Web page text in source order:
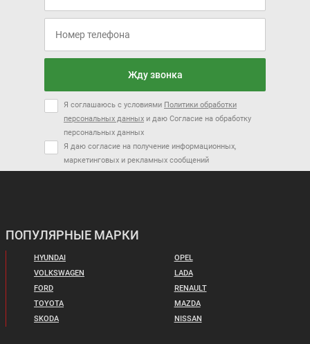
Жду звонка
Я соглашаюсь с условиями Политики обработки
персональных данных и даю Согласие на обработку
персональных данных
Я даю согласие на получение информационных,
маркетинговых и рекламных сообщений
ПОПУЛЯРНЫЕ МАРКИ
HYUNDAI
VOLKSWAGEN
FORD
TOYOTA
SKODA
OPEL
LADA
RENAULT
MAZDA
NISSAN